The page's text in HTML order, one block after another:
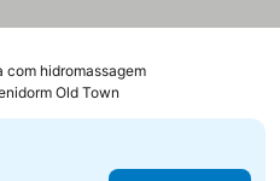
com hidromassagemVer preços
Old Town